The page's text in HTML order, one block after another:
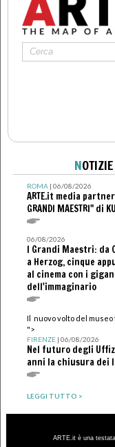
NOTIZIE
ROMA| 06/08/2026
ARTE.it media
GRANDI MAESTRI" di
06/08/2026
I Grandi Maestri: da
a Herzog, cinque
al cinema con i
dell'immaginario
Il nuovo volto del
">
FIRENZE| 06/08/2026
Nel futuro degli
anni la chiusura dei
LEGGI TUTTO >
ARTE.it è una